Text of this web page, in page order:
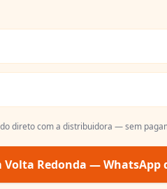
direto com a distribuidora — sem
Volta Redonda — WhatsApp